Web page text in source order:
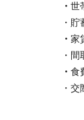
・ 世
・
・ 家
・
・ 食
・